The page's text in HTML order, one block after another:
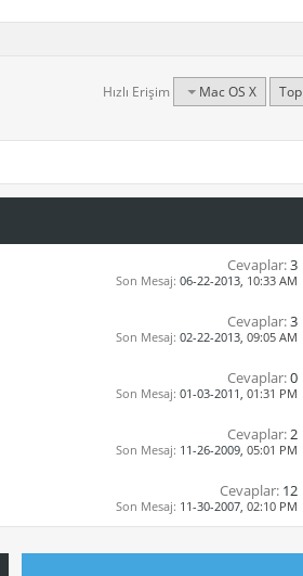
Hızlı Erişim Mac OS X Top
Cevaplar:3
Son Mesaj: 06-22-2013, 10:33 AM
Cevaplar:3
Son Mesaj: 02-22-2013, 09:05 AM
Cevaplar:0
Son Mesaj: 01-03-2011, 01:31 PM
Cevaplar:2
Son Mesaj: 11-26-2009, 05:01 PM
Cevaplar: 12
Son Mesaj: 11-30-2007, 02:10 PM